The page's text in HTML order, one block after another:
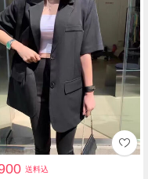
送料込